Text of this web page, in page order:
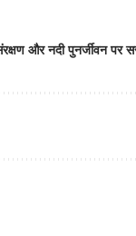
और नदी पुनर्जीवन पर